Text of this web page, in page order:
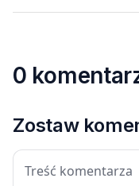
0
Zostaw